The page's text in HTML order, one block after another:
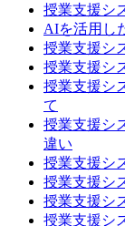
授業支援シ
AIを活用し
授業支援シ
授業支援シ
授業支援シ
て
授業支援シ
違い
授業支援シ
授業支援シ
授業支援シ
授業支援シ